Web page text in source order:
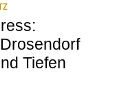
Tiefen